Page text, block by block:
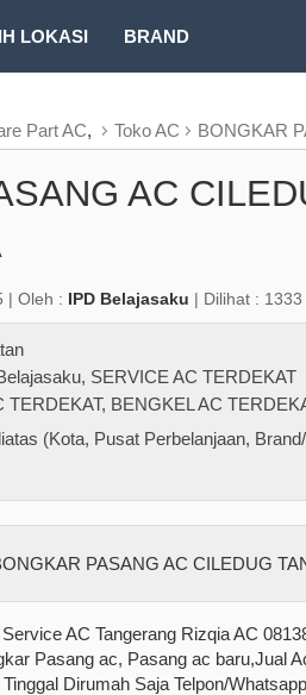
LOKASI BRAND
Part AC, Toko AC BONGKAR
AC
| Oleh : IPD Belajasaku | Dilihat : 1333
, SERVICE AC TERDEKAT
TERDEKAT, BENGKEL AC
(Kota, Pusat Perbelanjaan,
AC Tangerang Rizqia AC
Pasang ac, Pasang ac baru,Jual
Dirumah Saja Telpon/